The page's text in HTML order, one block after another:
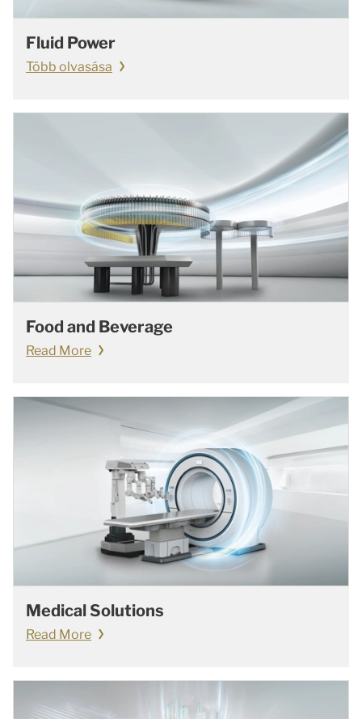
Fluid Power
Több olvasása
Food and Beverage
Read More
Medical Solutions
Read More